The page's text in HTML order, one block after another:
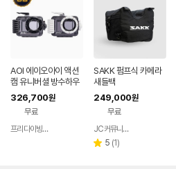
AOI 에이오아이 액션
캠 유니버셜 방수하우
징 [어딥터포함] 수중
촬영 60M 방수케이스
2컬러선택
326,700원
무료
프리다이빙 장비랩
SAKK 펌프식 카메라
새들백
249,000원
무료
JC커뮤니케이션
별 5 리
(1)